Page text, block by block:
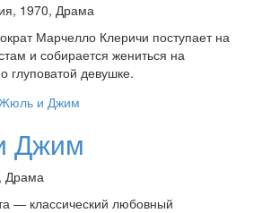
1970, Драма
Марчелло Клеричи поступает на
и собирается жениться на
глуповатой девушке.
Джим
Драма
— классический любовный